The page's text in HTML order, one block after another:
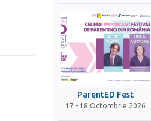
ParentED Fest
17 - 18 Octombrie 2026